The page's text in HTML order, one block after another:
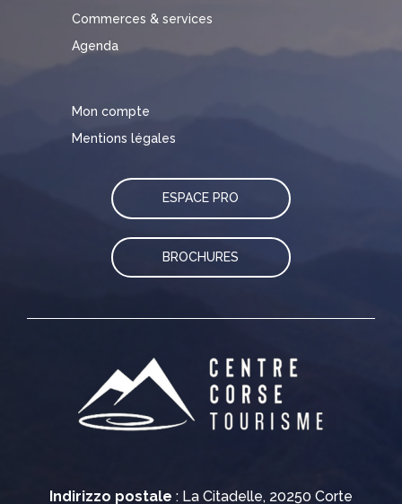
Indirizzo postale : La Citadelle, 20250 Corte
Commerces & services
Agenda
Mon compte
Mentions légales
ESPACE PRO
BROCHURES